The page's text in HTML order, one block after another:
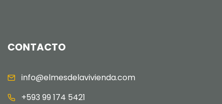
CONTACTO
info@elmesdelavivienda.com
+593 99 174 5421